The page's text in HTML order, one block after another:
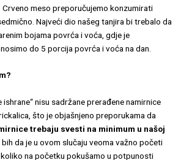
Crveno meso preporučujemo konzumirati
Najveći dio našeg tanjira bi trebalo da
bojama povrća i voća, gdje je
do 5 porcija povrća i voća na dan.
ishrane“ nisu sadržane prerađene namirnice
što je objašnjeno preporukama da
trebaju svesti na minimum u našoj
bih da je u ovom slučaju veoma važno početi
na početku pokušamo u potpunosti